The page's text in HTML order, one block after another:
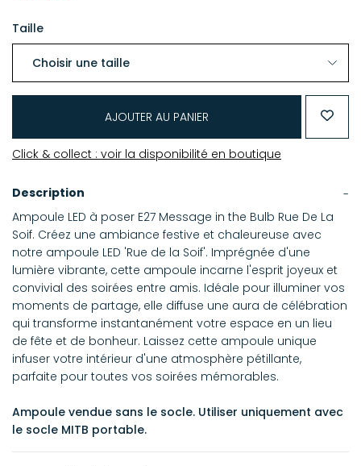
Taille
AJOUTER AU PANIER
Click & collect : voir la disponibilité en boutique
Description
Ampoule LED à poser E27 Message in the Bulb Rue De La
Soif. Créez une ambiance festive et chaleureuse avec
notre ampoule LED 'Rue de la Soif'. Imprégnée d'une
lumière vibrante, cette ampoule incarne l'esprit joyeux et
convivial des soirées entre amis. Idéale pour illuminer vos
moments de partage, elle diffuse une aura de célébration
qui transforme instantanément votre espace en un lieu
de fête et de bonheur. Laissez cette ampoule unique
infuser votre intérieur d'une atmosphère pétillante,
parfaite pour toutes vos soirées mémorables.
Ampoule vendue sans le socle. Utiliser uniquement avec
le socle MITB portable.